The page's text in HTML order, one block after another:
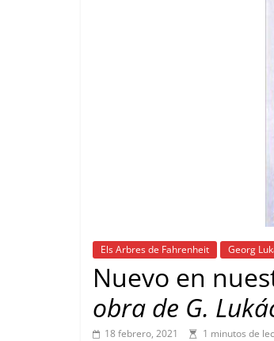
Els Arbres de Fahrenheit Georg
Nuevo en
obra de G.
18 febrero, 2021 1 minutos de